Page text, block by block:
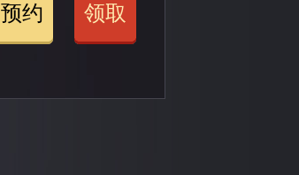
预约 领取